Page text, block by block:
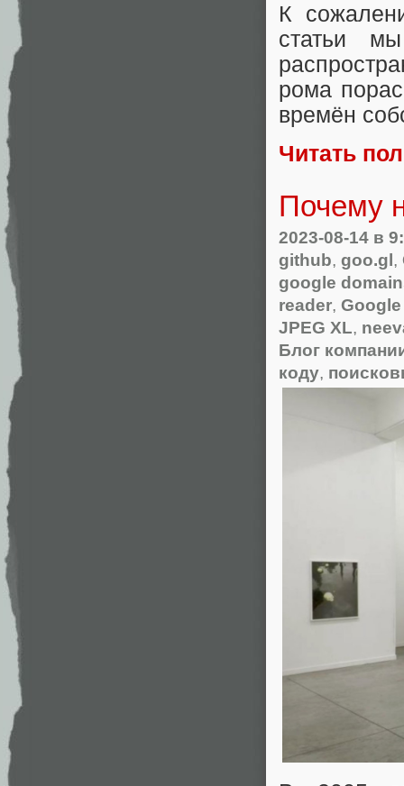
К
статьи
рома
времён
Читать
Почему
2023-08-14 в
github, goo.gl,
google
reader,
JPEG XL,
Блог
коду,